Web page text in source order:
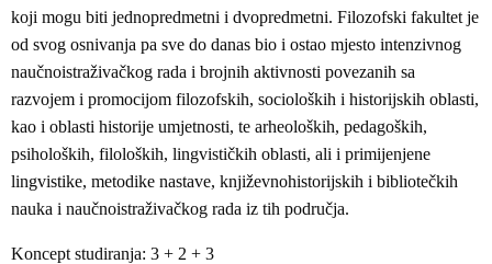
koji mogu biti jednopredmetni i dvopredmetni. Filozofski fakultet je
od svog osnivanja pa sve do danas bio i ostao mjesto intenzivnog
naučnoistraživačkog rada i brojnih aktivnosti povezanih sa
razvojem i promocijom filozofskih, socioloških i historijskih oblasti,
kao i oblasti historije umjetnosti, te arheoloških, pedagoških,
psiholoških, filoloških, lingvističkih oblasti, ali i primijenjene
lingvistike, metodike nastave, književnohistorijskih i bibliotečkih
nauka i naučnoistraživačkog rada iz tih područja.
Koncept studiranja: 3 + 2 + 3